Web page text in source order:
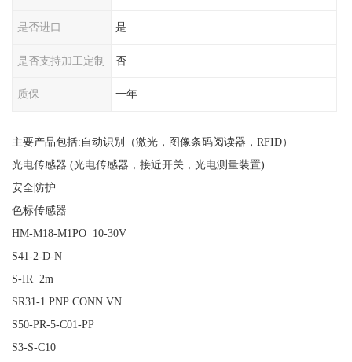
是否进口 是
是否支持加工定制 否
质保 一年
主要产品包括:自动识别（激光，图像条码阅读器，RFID）
光电传感器 (光电传感器，接近开关，光电测量装置)
安全防护
色标传感器
HM-M18-M1PO 10-30V
S41-2-D-N
S-IR 2m
SR31-1 PNP CONN.VN
S50-PR-5-C01-PP
S3-S-C10